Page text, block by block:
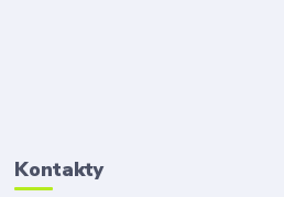
Kontakty